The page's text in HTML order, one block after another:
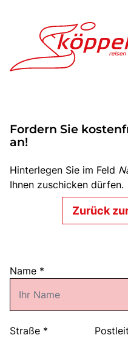
Highlights
Kontakt
Tagesreisen
Bus anmieten
Service
Kontakt
Fordern Sie
an!
Hinterlegen Sie im Feld
Ihnen zuschicken dürfen.
Zurück
Name *
Straße *